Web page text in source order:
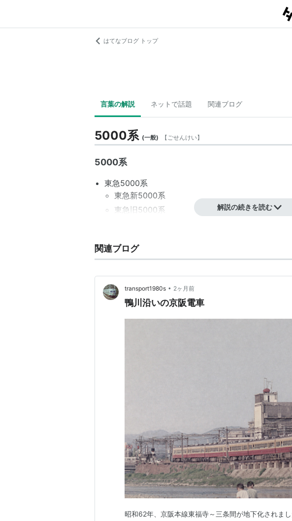
はてなブログ トップ
言葉の解説 ネットで話題 関連ブログ
5000系 (一般) 【ごせんけい】
5000系
東急5000系
東急新5000系
東急旧5000系
西武5000系
阪急5000系
京阪5000系
解説の続きを読む
関連ブログ
transport1980s • 2ヶ月前
鴨川沿いの京阪電車
昭和62年、京阪本線東福寺～三条間が地下化されま